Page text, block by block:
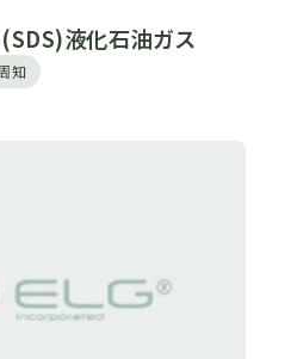
液化石油ガス
知